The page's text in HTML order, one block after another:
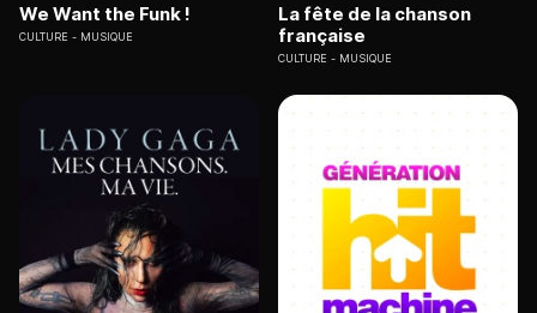
We Want the Funk !
CULTURE MUSIQUE
La fête de la chanson
française
CULTURE MUSIQUE